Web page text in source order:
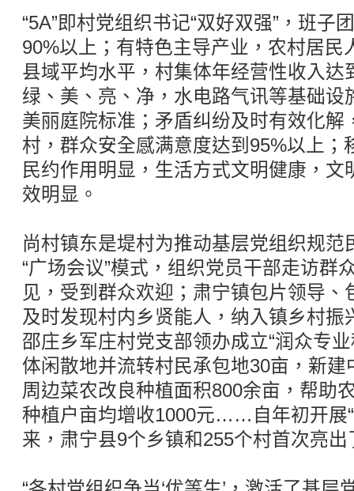
“5A”即村党组织书记“双好双强”，班子
90%以上；有特色主导产业，农村居民
县域平均水平，村集体年经营性收入达
绿、美、亮、净，水电路气讯等基础设
美丽庭院标准；矛盾纠纷及时有效化解
村，群众安全感满意度达到95%以上；
民约作用明显，生活方式文明健康，
效明显。
尚村镇东是堤村为推动基层党组织规范
“广场会议”模式，组织党员干部走访群
见，受到群众欢迎；肃宁镇包片领导
及时发现村内乡贤能人，纳入镇乡村振
邵庄乡军庄村党支部领办成立“润众专
体闲散地并流转村民承包地30亩，新
周边菜农改良种植面积800余亩，帮助
种植户亩均增收1000元……自年初开展
来，肃宁县9个乡镇和255个村首次亮出